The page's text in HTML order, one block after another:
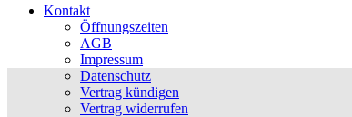
Kontakt
Öffnungszeiten
AGB
Impressum
Datenschutz
Vertrag kündigen
Vertrag widerrufen